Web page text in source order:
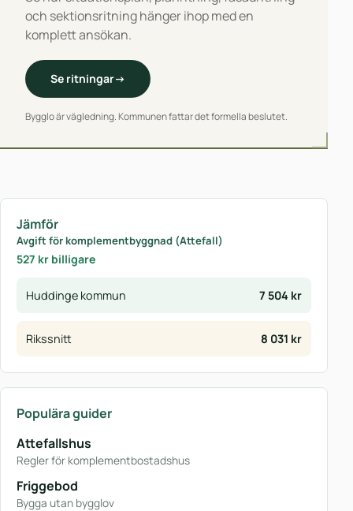
och sektionsritning hänger ihop med en
komplett ansökan.
Se ritningar→
Bygglo är vägledning. Kommunen fattar det formella beslutet.
Jämför
Avgift för komplementbyggnad (Attefall)
527 kr billigare
Huddinge kommun 7 504 kr
Rikssnitt 8 031 kr
Populära guider
Attefallshus
Regler för komplementbostadshus
Friggebod
Bygga utan bygglov